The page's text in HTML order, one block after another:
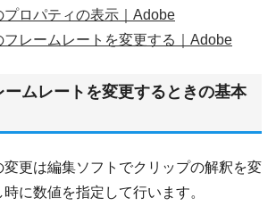
プロパティの表示｜Adobe
フレームレートを変更する｜Adobe
ムレートを変更するときの基本
変更は編集ソフトでクリップの解釈を変
に数値を指定して行います。